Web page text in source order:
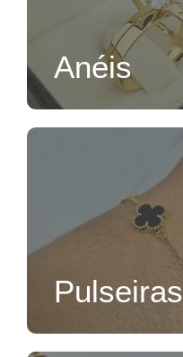
Anéis
Pulseiras